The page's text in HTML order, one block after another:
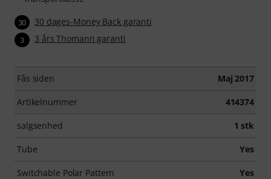
30 30 dages-Money Back garanti
3 3 års Thomann garanti
Fås siden Maj 2017
Artikelnummer 414374
salgsenhed 1 stk
Tube Yes
Switchable Polar Pattern Yes